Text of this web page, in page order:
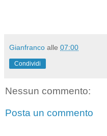
Gianfranco alle 07:00
Condividi
Nessun commento:
Posta un commento